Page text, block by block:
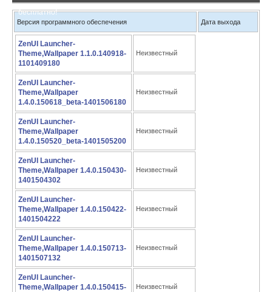
бесплатно!
Версия программного обеспечения Дата выхода
ZenUI Launcher-
Theme,Wallpaper 1.1.0.140918-
1101409180
Неизвестный
ZenUI Launcher-
Theme,Wallpaper
1.4.0.150618_beta-1401506180
Неизвестный
ZenUI Launcher-
Theme,Wallpaper
1.4.0.150520_beta-1401505200
Неизвестный
ZenUI Launcher-
Theme,Wallpaper 1.4.0.150430-
1401504302
Неизвестный
ZenUI Launcher-
Theme,Wallpaper 1.4.0.150422-
1401504222
Неизвестный
ZenUI Launcher-
Theme,Wallpaper 1.4.0.150713-
1401507132
Неизвестный
ZenUI Launcher-
Theme,Wallpaper 1.4.0.150415-
Неизвестный